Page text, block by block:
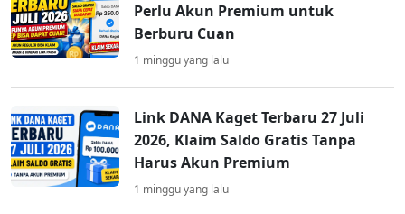
Perlu Akun Premium untuk
Berburu Cuan
1 minggu yang lalu
Link DANA Kaget Terbaru 27 Juli
2026, Klaim Saldo Gratis Tanpa
Harus Akun Premium
1 minggu yang lalu